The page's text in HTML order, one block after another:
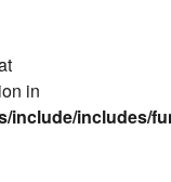
in
include/includes/